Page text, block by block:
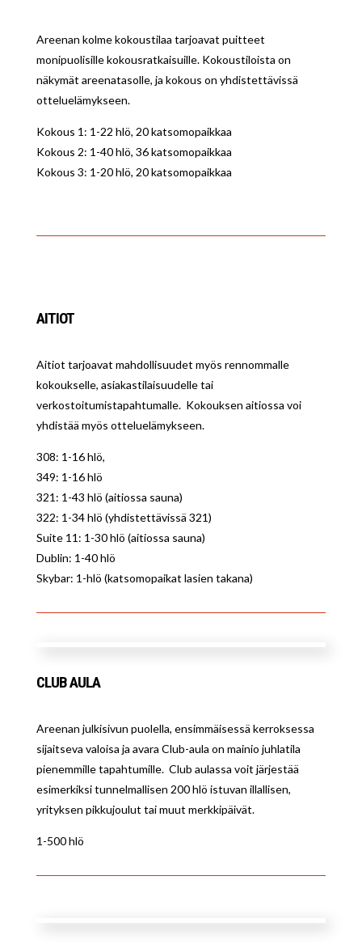
Areenan kolme kokoustilaa tarjoavat puitteet
monipuolisille kokousratkaisuille. Kokoustiloista on
näkymät areenatasolle, ja kokous on yhdistettävissä
otteluelämykseen.
Kokous 1: 1-22 hlö, 20 katsomopaikkaa
Kokous 2: 1-40 hlö, 36 katsomopaikkaa
Kokous 3: 1-20 hlö, 20 katsomopaikkaa
AITIOT
Aitiot tarjoavat mahdollisuudet myös rennommalle
kokoukselle, asiakastilaisuudelle tai
verkostoitumistapahtumalle. Kokouksen aitiossa voi
yhdistää myös otteluelämykseen.
308: 1-16 hlö,
349: 1-16 hlö
321: 1-43 hlö (aitiossa sauna)
322: 1-34 hlö (yhdistettävissä 321)
Suite 11: 1-30 hlö (aitiossa sauna)
Dublin: 1-40 hlö
Skybar: 1-hlö (katsomopaikat lasien takana)
CLUB AULA
Areenan julkisivun puolella, ensimmäisessä kerroksessa
sijaitseva valoisa ja avara Club-aula on mainio juhlatila
pienemmille tapahtumille. Club aulassa voit järjestää
esimerkiksi tunnelmallisen 200 hlö istuvan illallisen,
yrityksen pikkujoulut tai muut merkkipäivät.
1-500 hlö